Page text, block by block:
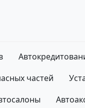
частей